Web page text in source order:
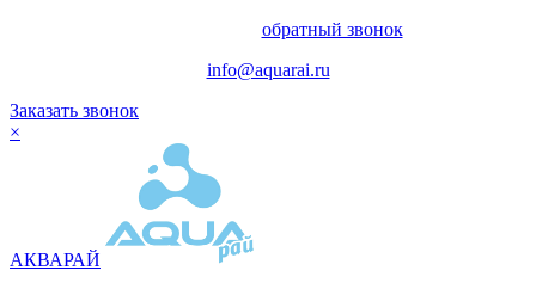
обратный звонок
info@aquarai.ru
Заказать звонок
×
АКВАРАЙ